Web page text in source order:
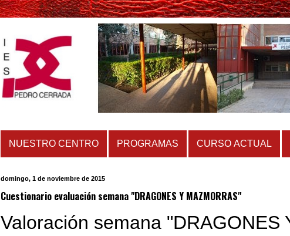
NUESTRO CENTRO PROGRAMAS CURSO ACTUAL
domingo, 1 de noviembre de 2015
Cuestionario evaluación semana "DRAGONES Y MAZMORRAS"